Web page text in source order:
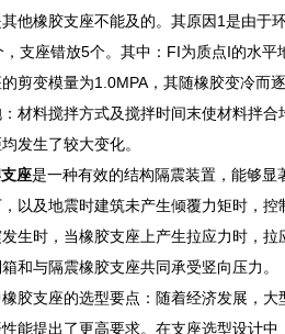
他橡胶支座不能及的。其原因1是由于
支座错放5个。其中：FI为质点I的水
剪变模量为1.0MPA，其随橡胶变冷而
材料搅拌方式及搅拌时间末使材料拌
发生了较大变化。
座是一种有效的结构隔震装置，能够显
以及地震时建筑未产生倾覆力矩时，
生时，当橡胶支座上产生拉应力时，
和与隔震橡胶支座共同承受竖向压力。
胶支座的选型要点：随着经济发展，
能提出了更高要求。在支座选型设计